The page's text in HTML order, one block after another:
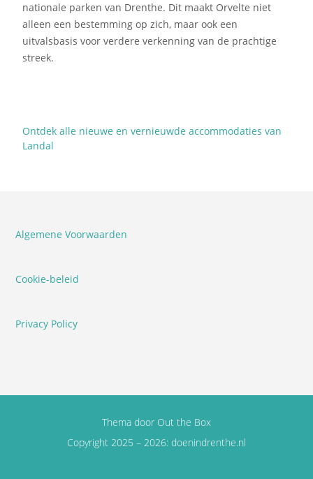
nationale parken van Drenthe. Dit maakt Orvelte niet
alleen een bestemming op zich, maar ook een
uitvalsbasis voor verdere verkenning van de prachtige
streek.
Ontdek alle nieuwe en vernieuwde accommodaties van
Landal
Algemene Voorwaarden
Cookie-beleid
Privacy Policy
Thema door Out the Box
Copyright 2025 – 2026: doenindrenthe.nl